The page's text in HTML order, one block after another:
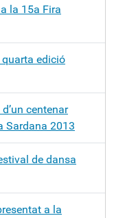
la 15a Fira
edició
centenar
Sardana 2013
de dansa
a la